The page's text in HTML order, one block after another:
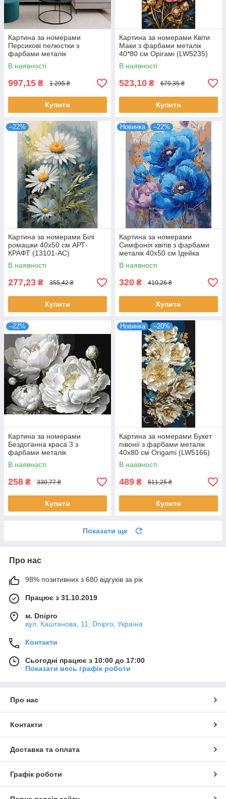
Картина за номерами
Персикові пелюстки з
фарбами металік
(напівкруги) d50-d70 см
Оригамі (OSR1018)
В наявності
997,15 ₴ 1 295 ₴
Купити
Картина за номерами Квіти
Маки з фарбами металік
40*80 см Орігамі (LW5235)
В наявності
523,10 ₴ 679,35 ₴
Купити
–22%
Картина за номерами Білі
ромашки 40х50 см АРТ-
КРАФТ (13101-AC)
В наявності
277,23 ₴ 355,42 ₴
Купити
Новинка –22%
Картина за номерами
Симфонія квітів з фарбами
металік 40х50 см Ідейка
(KHO3275)
В наявності
320 ₴ 410,26 ₴
Купити
–22%
Картина за номерами
Бездоганна краса 3 з
фарбами металік
art_selena_ua 30х40 Ідейка
(KHO3298)
В наявності
258 ₴ 330,77 ₴
Купити
Новинка –20%
Картина за номерами Букет
півонії з фарбами металік
40х80 см Origami (LW5166)
В наявності
489 ₴ 611,25 ₴
Купити
Показати ще
Про нас
98% позитивних з 680 відгуків за рік
Працює з 31.10.2019
м. Dnipro
вул. Каштанова, 11, Dnipro, Україна
Контакти
Сьогодні працює з 10:00 до 17:00
Показати весь графік роботи
Про нас
Контакти
Доставка та оплата
Графік роботи